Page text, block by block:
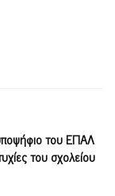
του ΕΠΑΛ
του σχολείου